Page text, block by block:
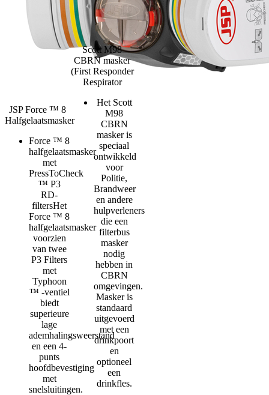
JSP Force ™ 8
Halfgelaatsmasker
Force ™ 8
halfgelaatsmasker
met
PressToCheck
™ P3
RD-
filtersHet
Force ™ 8
halfgelaatsmasker
voorzien
van twee
P3 Filters
met
Typhoon
™ -ventiel
biedt
superieure
lage
ademhalingsweerstand
en een 4-
punts
hoofdbevestiging
met
snelsluitingen.
Scott M98
CBRN masker
(First Responder
Respirator
Het Scott
M98
CBRN
masker is
speciaal
ontwikkeld
voor
Politie,
Brandweer
en andere
hulpverleners
die een
filterbus
masker
nodig
hebben in
CBRN
omgevingen.
Masker is
standaard
uitgevoerd
met een
drinkpoort
en
optioneel
een
drinkfles.